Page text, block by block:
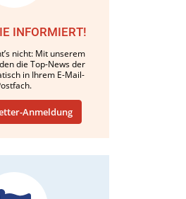
INFORMIERT!
nicht: Mit unserem
die Top-News der
in Ihrem E-Mail-
Anmeldung